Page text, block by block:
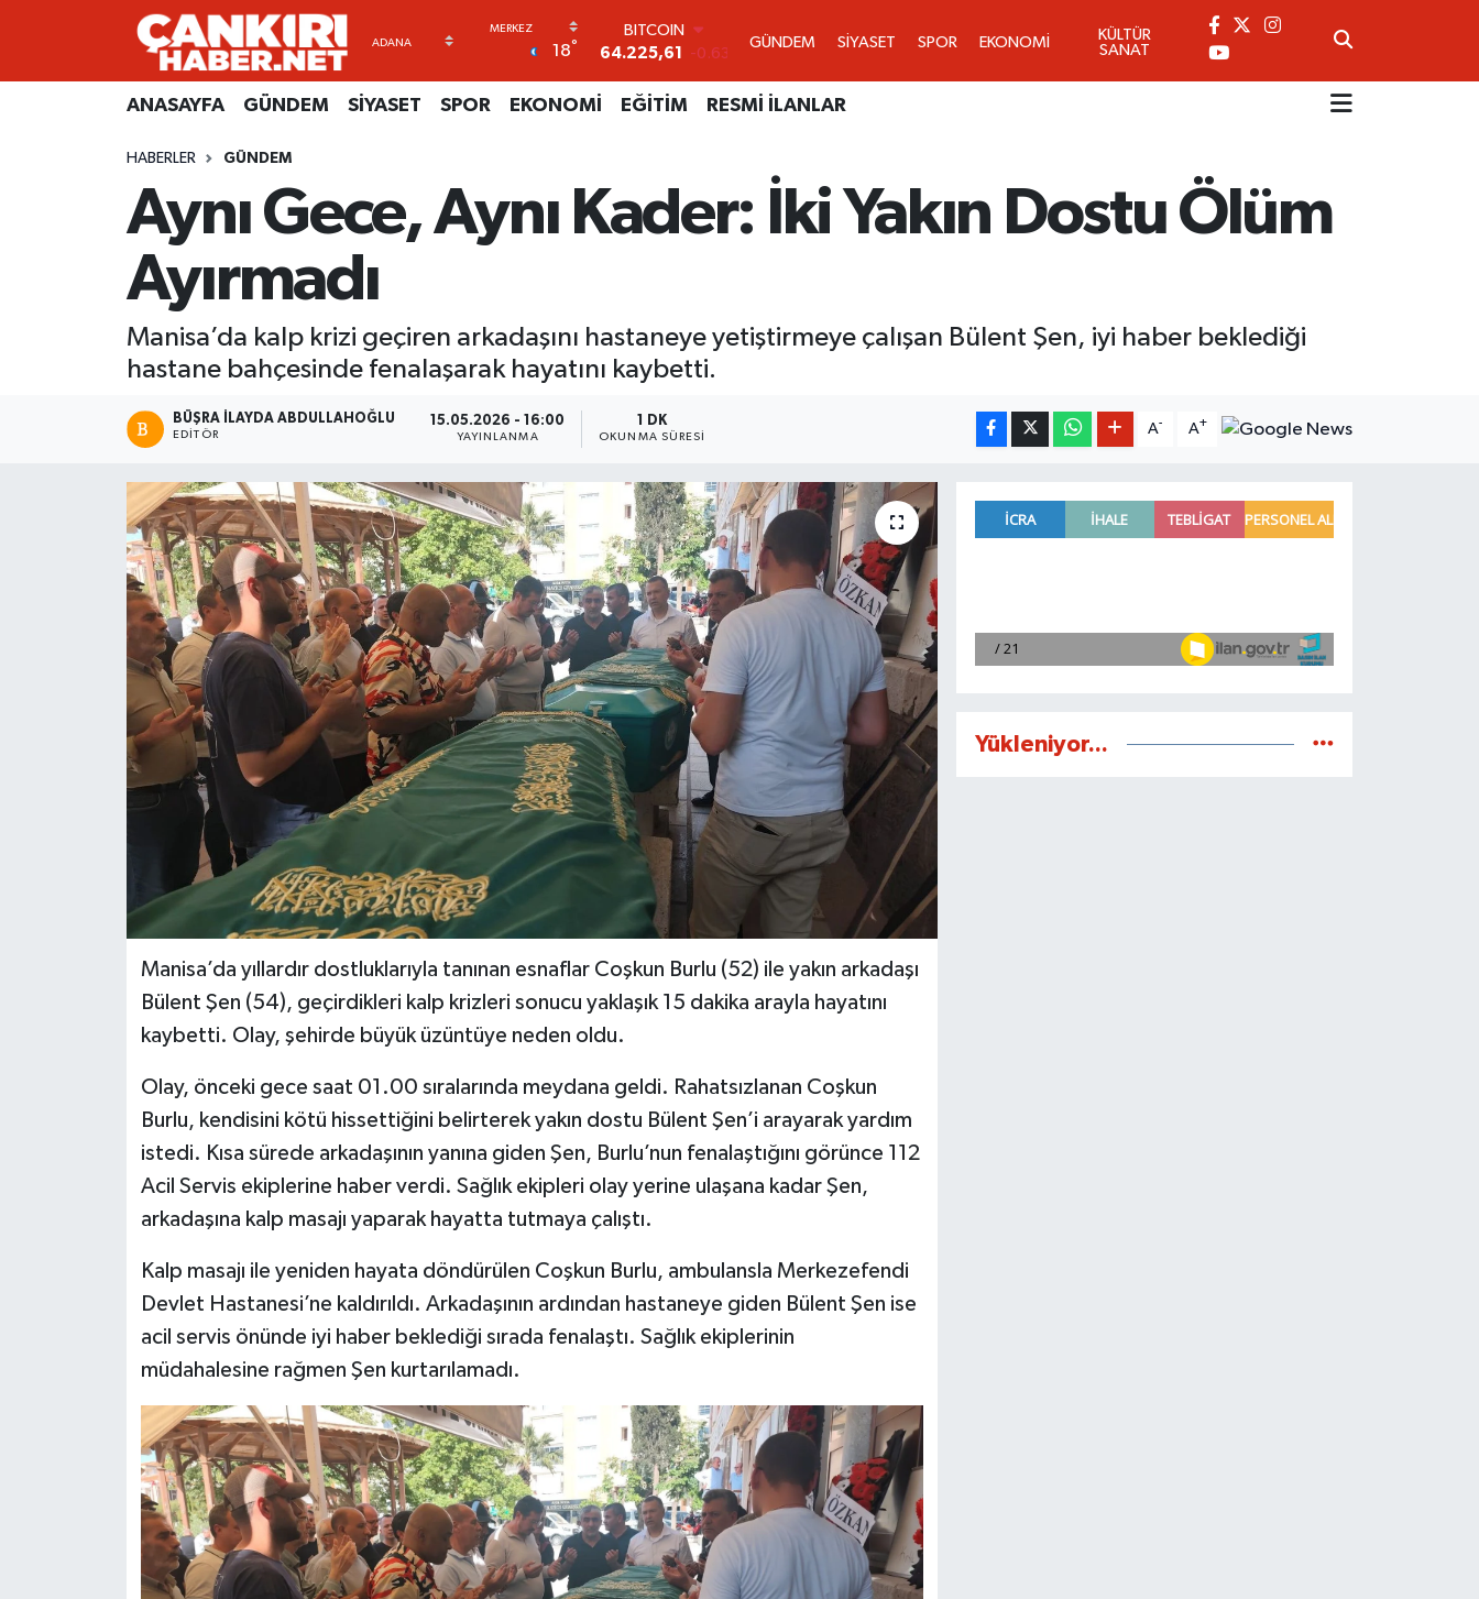
18°
DOLAR
47,6704
0
55,0406 -0.08
6510.40
BİST100
13.799
70
GÜNDEM SİYASET SPOR EKONOMİ
KÜLTÜR
SANAT
ANASAYFA GÜNDEM SİYASET SPOR EKONOMİ EĞİTİM RESMİ İLANLAR
HABERLER GÜNDEM
Aynı Gece, Aynı Kader: İki Yakın Dostu Ölüm
Ayırmadı
Manisa’da kalp krizi geçiren arkadaşını hastaneye yetiştirmeye çalışan Bülent Şen, iyi haber beklediği
hastane bahçesinde fenalaşarak hayatını kaybetti.
BÜŞRA İLAYDA ABDULLAHOĞLU
EDITÖR
15.05.2026 - 16:00
YAYINLANMA
1 DK
OKUNMA SÜRESI
A- A+
Manisa’da yıllardır dostluklarıyla tanınan esnaflar Coşkun Burlu (52) ile yakın arkadaşı
Bülent Şen (54), geçirdikleri kalp krizleri sonucu yaklaşık 15 dakika arayla hayatını
kaybetti. Olay, şehirde büyük üzüntüye neden oldu.
Olay, önceki gece saat 01.00 sıralarında meydana geldi. Rahatsızlanan Coşkun
Burlu, kendisini kötü hissettiğini belirterek yakın dostu Bülent Şen’i arayarak yardım
istedi. Kısa sürede arkadaşının yanına giden Şen, Burlu’nun fenalaştığını görünce 112
Acil Servis ekiplerine haber verdi. Sağlık ekipleri olay yerine ulaşana kadar Şen,
arkadaşına kalp masajı yaparak hayatta tutmaya çalıştı.
Kalp masajı ile yeniden hayata döndürülen Coşkun Burlu, ambulansla Merkezefendi
Devlet Hastanesi’ne kaldırıldı. Arkadaşının ardından hastaneye giden Bülent Şen ise
acil servis önünde iyi haber beklediği sırada fenalaştı. Sağlık ekiplerinin
müdahalesine rağmen Şen kurtarılamadı.
Yükleniyor...
ANASAYFA
RESMİ İLANLAR
Künye
Gizlilik Sözleşmesi
BİYOGRAFİLER
GÜNDEM
KÜLTÜR SANAT
MAGAZİN
SAĞLIK
TEKNOLOJİ
VİZYONDAKİLER
Merkez Hava Durumu
Süper Lig Puan Durumu ve Fikstür
Tüm Manşetler
Son Dakika Haberleri
Haber Arşivi